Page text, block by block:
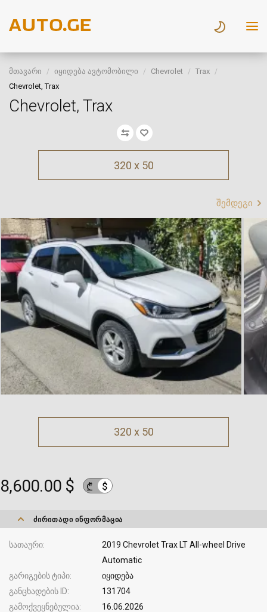
მთავარი იყიდება ავტომობილი Chevrolet
Trax
Chevrolet, Trax
Chevrolet, Trax
320 x 50
შემდეგი
320 x 50
8,600.00 $ ₾ $
ᲫᲘᲠᲘᲗᲐᲓᲘ ᲘᲜᲤᲝᲠᲛᲐᲪᲘᲐ
სათაური
2019 Chevrolet Trax LT All-wheel Drive
Automatic
გარიგების ტიპი
იყიდება
განცხადების ID
131704
გამოქვეყნებულია
16.06.2026